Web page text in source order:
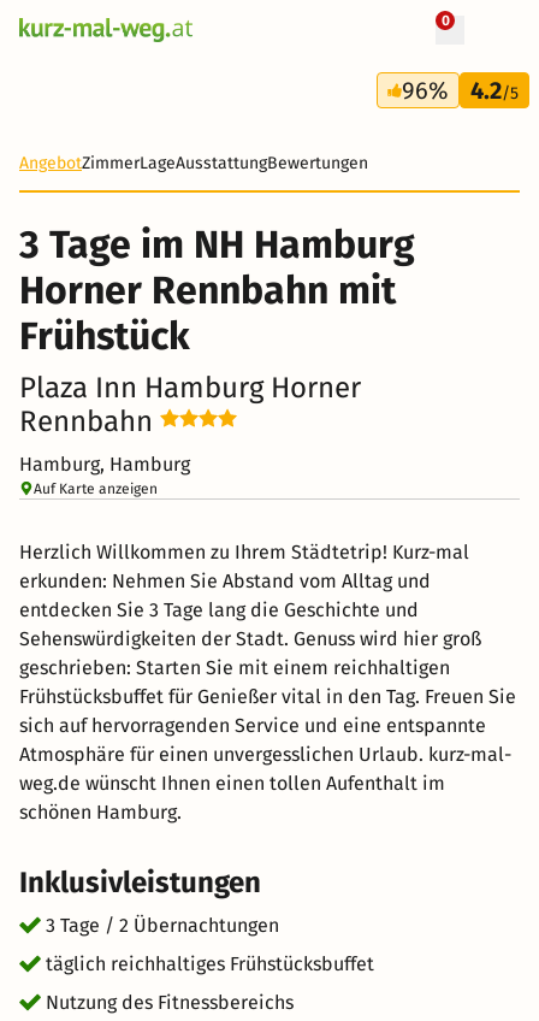
0
3 Tage
121 €
+ 242 Fotos
96% 4.2/5
AngebotZimmerLageAusstattungBewertungen
3 Tage im NH Hamburg
Horner Rennbahn mit
Frühstück
Plaza Inn Hamburg Horner
Rennbahn
Hamburg, Hamburg
Auf Karte anzeigen
Herzlich Willkommen zu Ihrem Städtetrip! Kurz-mal
erkunden: Nehmen Sie Abstand vom Alltag und
entdecken Sie 3 Tage lang die Geschichte und
Sehenswürdigkeiten der Stadt. Genuss wird hier groß
geschrieben: Starten Sie mit einem reichhaltigen
Frühstücksbuffet für Genießer vital in den Tag. Freuen Sie
sich auf hervorragenden Service und eine entspannte
Atmosphäre für einen unvergesslichen Urlaub. kurz-mal-
weg.de wünscht Ihnen einen tollen Aufenthalt im
schönen Hamburg.
Inklusivleistungen
3 Tage / 2 Übernachtungen
täglich reichhaltiges Frühstücksbuffet
Nutzung des Fitnessbereichs